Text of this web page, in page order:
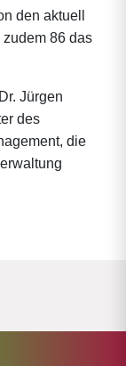
den aktuell
86 das
Jürgen
des
die